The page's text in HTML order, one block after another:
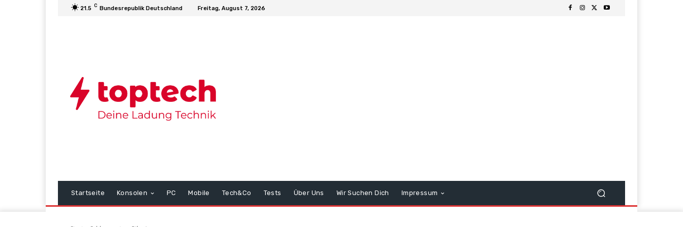
21.5 C Bundesrepublik Deutschland Freitag, August 7, 2026
Startseite Konsolen PC Mobile Tech&Co Tests Über Uns Wir Suchen Dich Impressum